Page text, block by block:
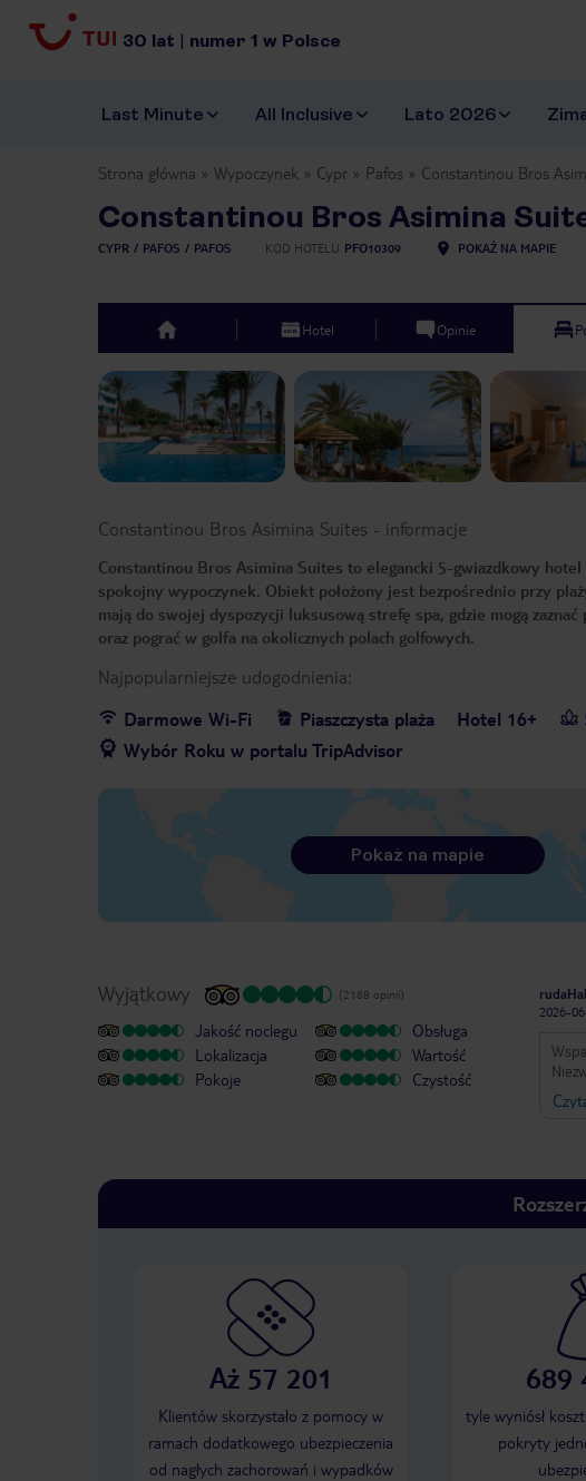
30 lat | numer 1 w Polsce
Last Minute All Inclusive Lato 2026
Strona główna Wypoczynek Cypr Pafos Constantinou Bros
Constantinou Bros Asimina
CYPR PAFOS PAFOS KOD HOTELU PFO10309 POKAŻ NA MAPIE
top Hotel Opinie
Previous slide
Constantinou Bros Asimina Suites - informacje
Constantinou Bros Asimina Suites to elegancki 5-gwiazdkowy hotel
spokojny wypoczynek. Obiekt położony jest bezpośrednio przy
mają do swojej dyspozycji luksusową strefę spa, gdzie mogą
oraz pograć w golfa na okolicznych polach golfowych.
Najpopularniejsze udogodnienia:
Darmowe Wi-Fi
Piaszczysta plaża Hotel 16+
Wybór Roku w portalu TripAdvisor
Pokaż na mapie
Wyjątkowy (2188 opinii)
Jakość noclegu
Lokalizacja
Pokoje
Obsługa
Wartość
Czystość
2026-
z
Aż 57 201
Klientów skorzystało z pomocy w
ramach dodatkowego ubezpieczenia
od nagłych zachorowań i wypadków
689
tyle wyniósł
pokryty